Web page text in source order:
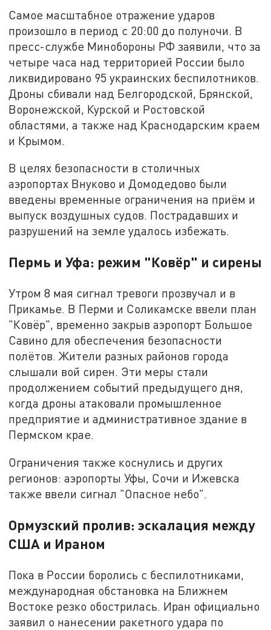
Самое масштабное отражение ударов
произошло в период с 20:00 до полуночи. В
пресс-службе Минобороны РФ заявили, что за
четыре часа над территорией России было
ликвидировано 95 украинских беспилотников.
Дроны сбивали над Белгородской, Брянской,
Воронежской, Курской и Ростовской
областями, а также над Краснодарским краем
и Крымом.
В целях безопасности в столичных
аэропортах Внуково и Домодедово были
введены временные ограничения на приём и
выпуск воздушных судов. Пострадавших и
разрушений на земле удалось избежать.
Пермь и Уфа: режим "Ковёр" и сирены
Утром 8 мая сигнал тревоги прозвучал и в
Прикамье. В Перми и Соликамске ввели план
"Ковёр", временно закрыв аэропорт Большое
Савино для обеспечения безопасности
полётов. Жители разных районов города
слышали вой сирен. Эти меры стали
продолжением событий предыдущего дня,
когда дроны атаковали промышленное
предприятие и административное здание в
Пермском крае.
Ограничения также коснулись и других
регионов: аэропорты Уфы, Сочи и Ижевска
также ввели сигнал "Опасное небо".
Ормузский пролив: эскалация между
США и Ираном
Пока в России боролись с беспилотниками,
международная обстановка на Ближнем
Востоке резко обострилась. Иран официально
заявил о нанесении ракетного удара по